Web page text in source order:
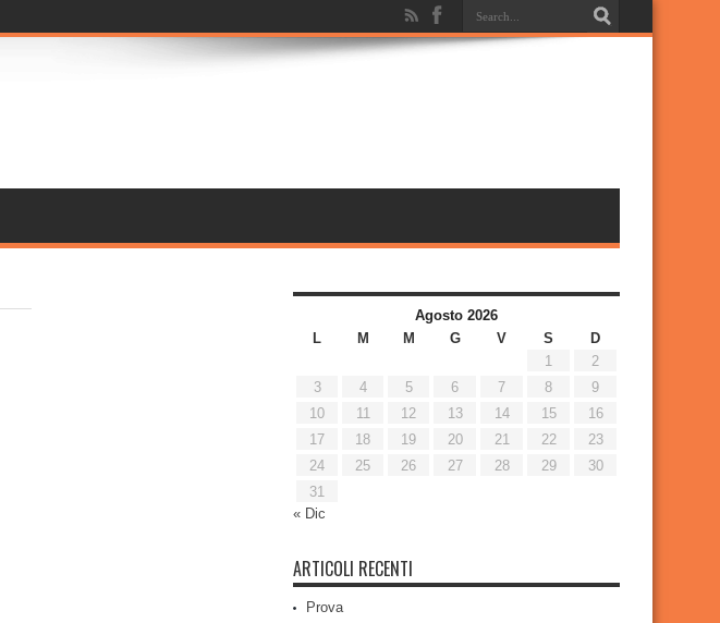
Agosto 2026
L
M M G V S
D
1
2
3
4 5 6 7 8
9
10
11 12 13 14 15
16
17
18 19 20 21 22
23
24
25 26 27 28 29
30
31
« Dic
ARTICOLI RECENTI
Prova